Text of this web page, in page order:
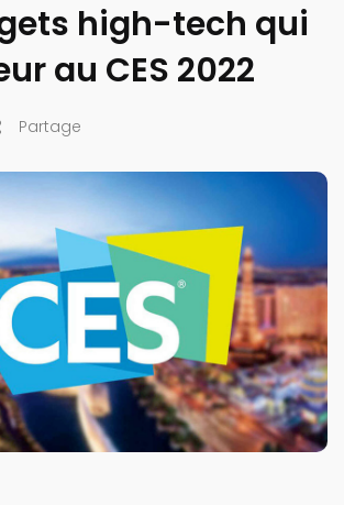
high-tech qui
au CES 2022
Partage